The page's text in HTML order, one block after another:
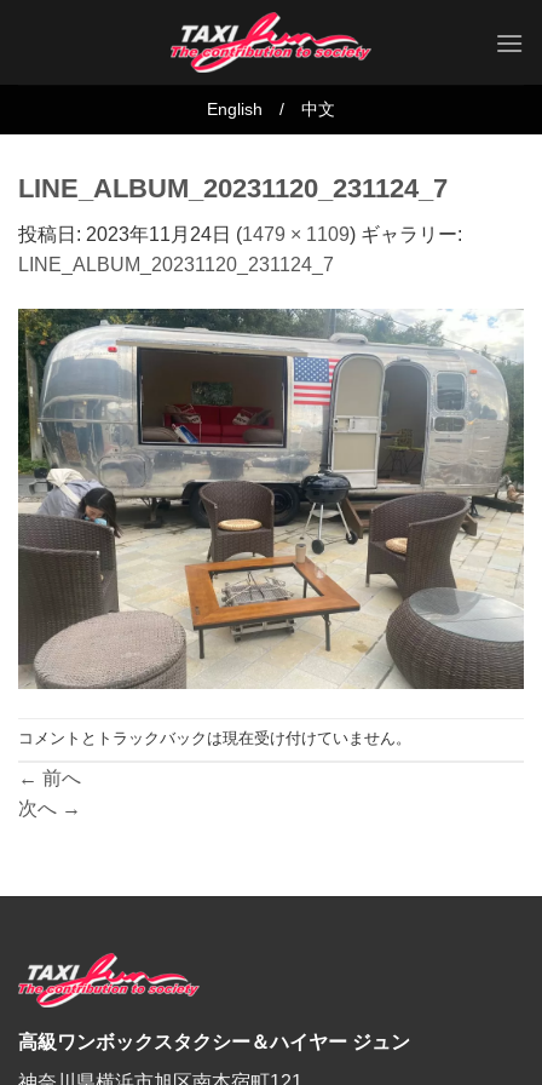
English / 中文
LINE_ALBUM_20231120_231124_7
投稿日: 2023年11月24日 (1479 × 1109) ギャラリー:
LINE_ALBUM_20231120_231124_7
コメントとトラックバックは現在受け付けていません。
← 前へ
次へ →
高級ワンボックスタクシー＆ハイヤー ジュン